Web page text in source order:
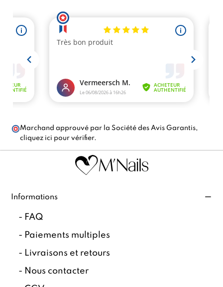
Marchand approuvé par la Société des Avis Garantis,
cliquez ici pour vérifier.
Informations
- FAQ
- Paiements multiples
- Livraisons et retours
- Nous contacter